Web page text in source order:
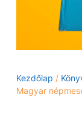
Kezdőlap /
Magyar